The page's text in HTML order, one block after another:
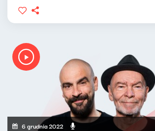
6 grudnia 2022